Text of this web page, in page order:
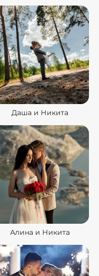
Даша и Никита
Алина и Никита